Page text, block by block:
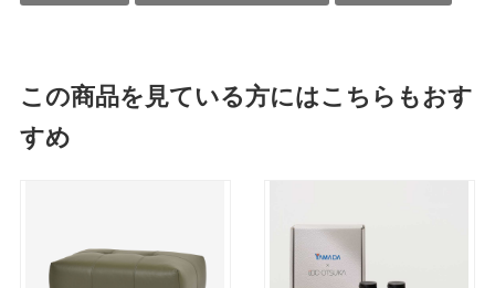
この商品を見ている方にはこちらもおす
すめ